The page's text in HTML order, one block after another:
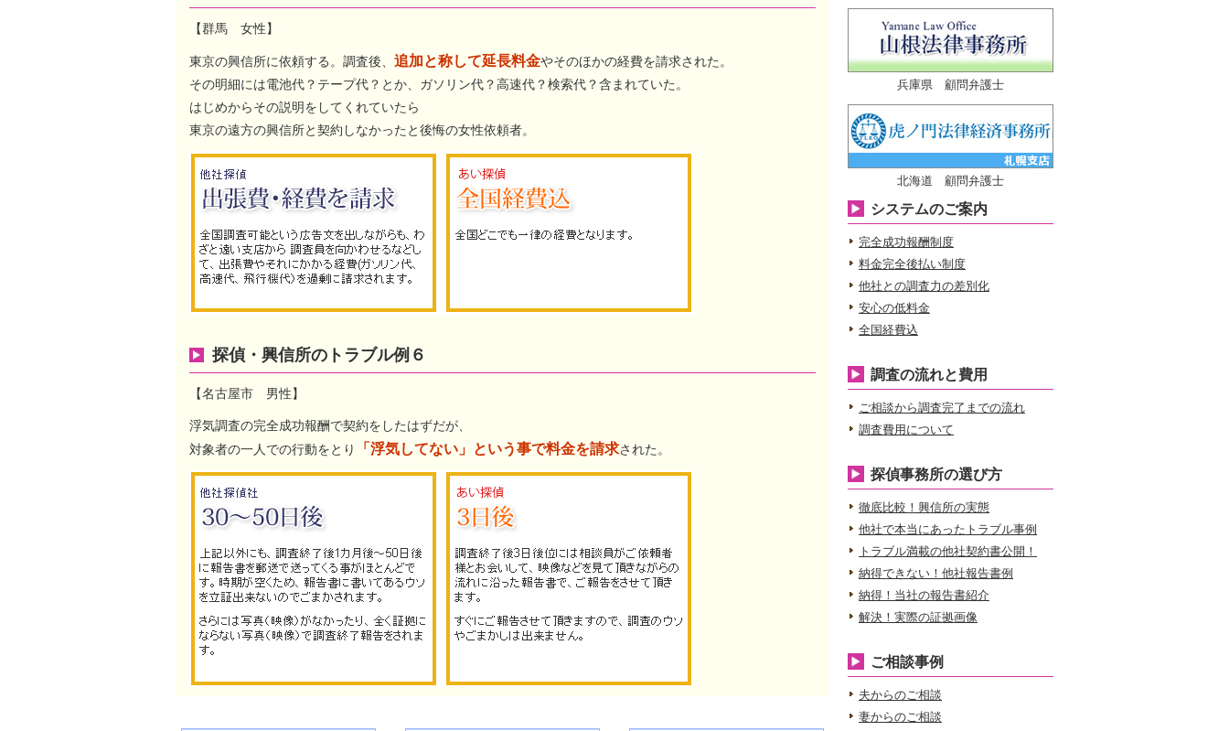
【群馬 女性】
東京の興信所に依頼する。調査後、 追加と称して延長料金やそのほかの経費を請求された。
その明細には電池代？テープ代？とか、ガソリン代？高速代？検索代？含まれていた。
はじめからその説明をしてくれていたら
東京の遠方の興信所と契約しなかったと後悔の女性依頼者。
探偵・興信所のトラブル例６
【名古屋市 男性】
浮気調査の完全成功報酬で契約をしたはずだが、
対象者の一人での行動をとり
「浮気してない」という事で料金を請求された。
兵庫県 顧問弁護士
北海道 顧問弁護士
システムのご案内
完全成功報酬制度
料金完全後払い制度
他社との調査力の差別化
安心の低料金
全国経費込
調査の流れと費用
ご相談から調査完了までの流れ
調査費用について
探偵事務所の選び方
徹底比較！興信所の実態
他社で本当にあったトラブル事例
トラブル満載の他社契約書公開！
納得できない！他社報告書例
納得！当社の報告書紹介
解決！実際の証拠画像
ご相談事例
夫からのご相談
妻からのご相談